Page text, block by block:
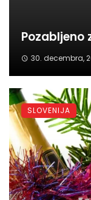
Pozabljeno
30. decembra,
SLOVENIJA